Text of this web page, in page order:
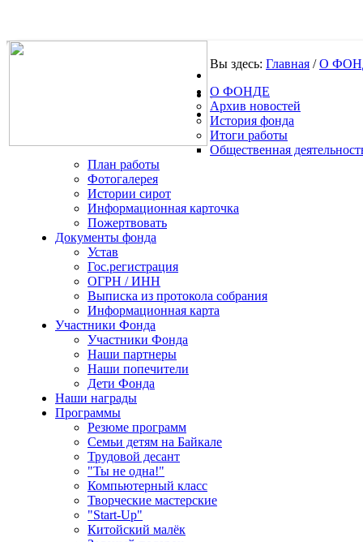
.
Вы здесь: Главная /О
О ФОНДЕ
Архив новостей
История фонда
Итоги работы
Общественная
План работы
Фотогалерея
Истории сирот
Информационная карточка
Пожертвовать
Документы фонда
Устав
Гос.регистрация
ОГРН / ИНН
Выписка из протокола собрания
Информационная карта
Участники Фонда
Участники Фонда
Наши партнеры
Наши попечители
Дети Фонда
Наши награды
Программы
Резюме программ
Семьи детям на Байкале
Трудовой десант
"Ты не одна!"
Компьютерный класс
Творческие мастерские
"Start-Up"
Китойский малёк